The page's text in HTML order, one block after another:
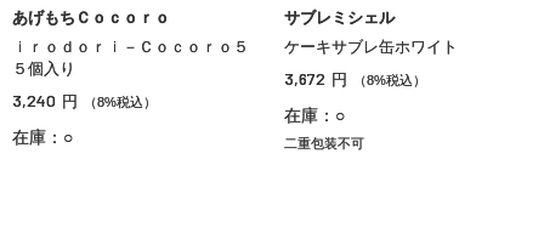
あげもちＣｏｃｏｒｏ
ｉｒｏｄｏｒｉ－Ｃｏｃｏｒｏ５
５個入り
3,240 円 （8%税込）
在庫：○
サブレミシェル
ケーキサブレ缶ホワイト
3,672 円 （8%税込）
在庫：○
二重包装不可